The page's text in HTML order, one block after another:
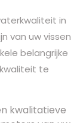
in
van uw vissen
belangrijke
te
kwalitatieve